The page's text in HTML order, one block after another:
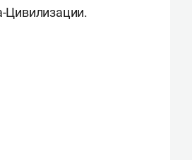
Цивилизации.